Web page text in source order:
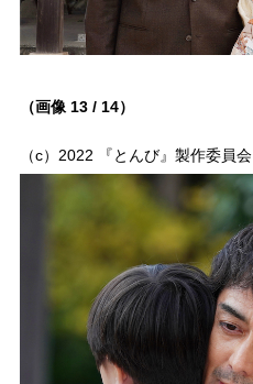
（画像 13 / 14）
（c）2022 『とんび』製作委員会